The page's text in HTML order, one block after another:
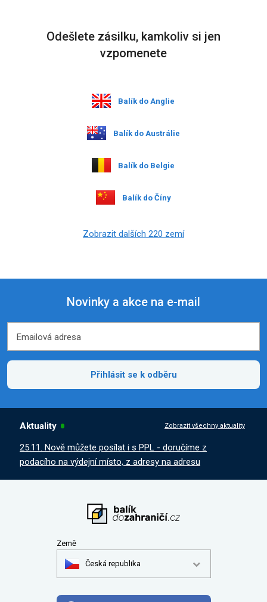
Odešlete zásilku, kamkoliv si jen
vzpomenete
Balík do Anglie
Balík do Austrálie
Balík do Belgie
Balík do Číny
Zobrazit dalších 220 zemí
Novinky a akce na e-mail
Emailová adresa
Přihlásit se k odběru
Aktuality Zobrazit všechny aktuality
25.11. Nově můžete posílat i s PPL - doručíme z
podacího na výdejní místo, z adresy na adresu
Země
Česká republika